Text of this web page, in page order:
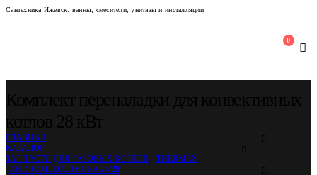
Сантехника Ижевск: ванны, смесители, унитазы и инсталляции
0
ГЛАВНАЯ
КАТАЛОГ
ЗАПЧАСТИ ДЛЯ ГАЗОВЫХ КОТЛОВ
THERMEX
ANDROMEDA/HYDRA 24/28